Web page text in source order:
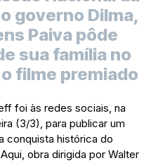
governo Dilma,
Paiva pôde
sua família no
filme premiado
foi às redes sociais, na
(3/3), para publicar um
conquista histórica do
obra dirigida por Walter